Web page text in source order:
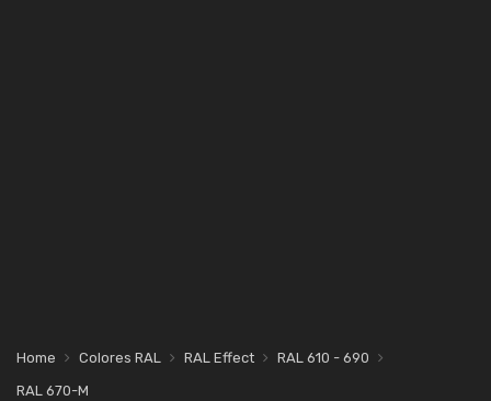
Home Colores RAL RAL Effect
RAL 610 - 690
RAL 670-M